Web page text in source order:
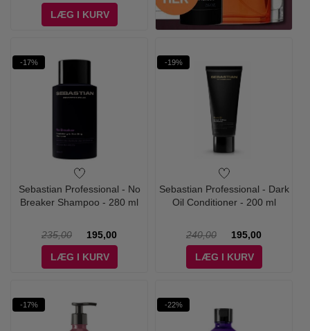
LÆG I KURV
-17%
Sebastian Professional - No
Breaker Shampoo - 280 ml
235,00
195,00
LÆG I KURV
-19%
Sebastian Professional - Dark
Oil Conditioner - 200 ml
240,00
195,00
LÆG I KURV
-17% -22%